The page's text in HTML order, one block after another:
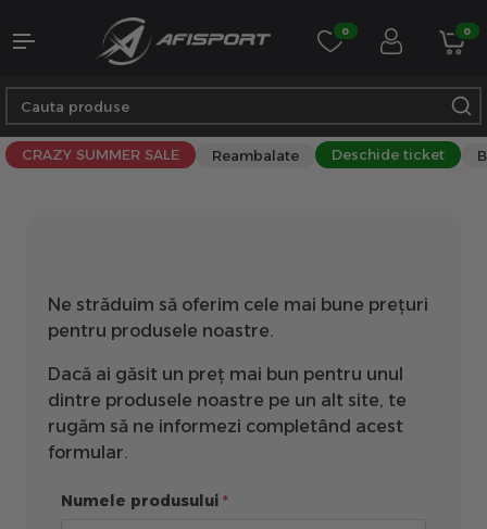
0 0
CRAZY SUMMER SALE Reambalate Deschide ticket
Ne străduim să oferim cele mai bune prețuri
pentru produsele noastre.
Dacă ai găsit un preț mai bun pentru unul
dintre produsele noastre pe un alt site, te
rugăm să ne informezi completând acest
formular.
Numele produsului